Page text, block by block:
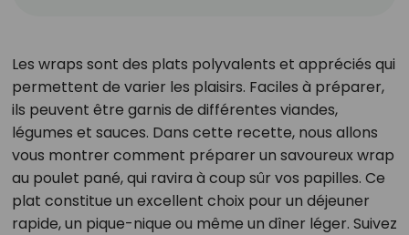
Les wraps sont des plats polyvalents et appréciés qui
permettent de varier les plaisirs. Faciles à préparer,
ils peuvent être garnis de différentes viandes,
légumes et sauces. Dans cette recette, nous allons
vous montrer comment préparer un savoureux wrap
au poulet pané, qui ravira à coup sûr vos papilles. Ce
plat constitue un excellent choix pour un déjeuner
rapide, un pique-nique ou même un dîner léger. Suivez